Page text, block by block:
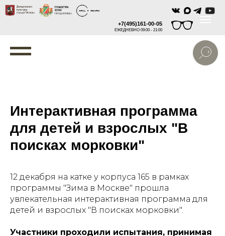
+7(495)161-00-05
ЕЖЕДНЕВНО 09:00 - 21:00
Интерактивная программа
для детей и взрослых "В
поисках морковки"
12 декабря на катке у корпуса 165 в рамках
программы "Зима в Москве" прошла
увлекательная интерактивная программа для
детей и взрослых "В поисках морковки".
Участники проходили испытания, принимая